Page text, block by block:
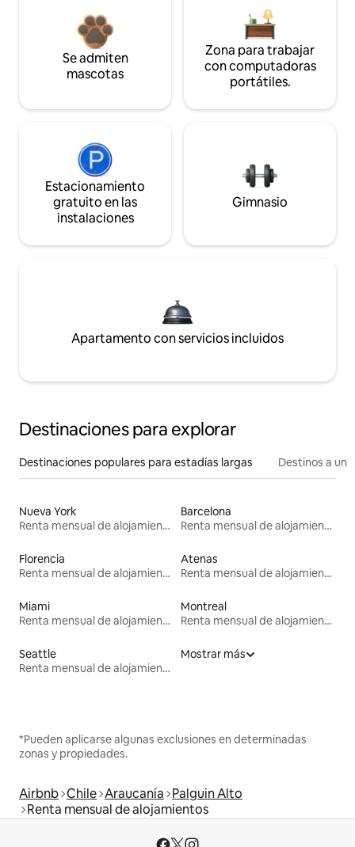
Se admiten
mascotas
Zona para trabajar
con computadoras
portátiles.
Estacionamiento
gratuito en las
instalaciones
Gimnasio
Apartamento con servicios incluidos
Destinaciones para explorar
Destinaciones populares para estadías largas Destinos a un
Nueva York
Renta mensual de alojamientos
Barcelona
Renta mensual de alojamientos
Florencia
Renta mensual de alojamientos
Atenas
Renta mensual de alojamientos
Miami
Renta mensual de alojamientos
Montreal
Renta mensual de alojamientos
Seattle
Renta mensual de alojamientos
Mostrar más
*Pueden aplicarse algunas exclusiones en determinadas
zonas y propiedades.
Airbnb Chile Araucanía Palguin Alto
Renta mensual de alojamientos